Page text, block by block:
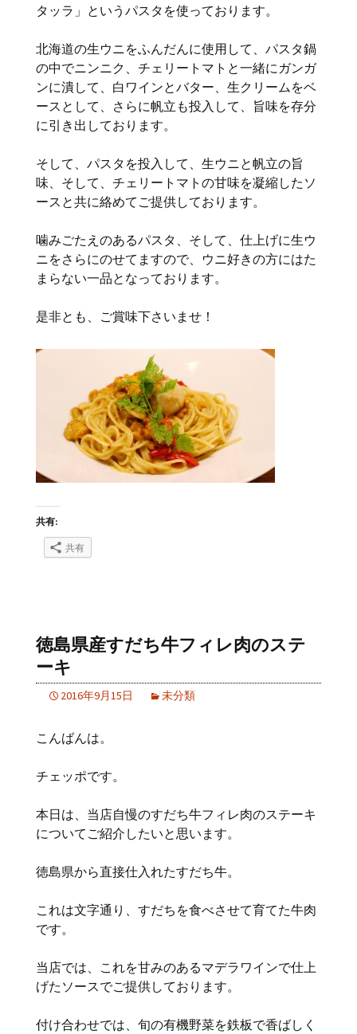
タッラ」というパスタを使っております。
北海道の生ウニをふんだんに使用して、パスタ鍋
の中でニンニク、チェリートマトと一緒にガンガ
ンに潰して、白ワインとバター、生クリームをベ
ースとして、さらに帆立も投入して、旨味を存分
に引き出しております。
そして、パスタを投入して、生ウニと帆立の旨
味、そして、チェリートマトの甘味を凝縮したソ
ースと共に絡めてご提供しております。
噛みごたえのあるパスタ、そして、仕上げに生ウ
ニをさらにのせてますので、ウニ好きの方にはた
まらない一品となっております。
是非とも、ご賞味下さいませ！
共有:
共有
徳島県産すだち牛フィレ肉のステ
ーキ
2016年9月15日 未分類
こんばんは。
チェッポです。
本日は、当店自慢のすだち牛フィレ肉のステーキ
についてご紹介したいと思います。
徳島県から直接仕入れたすだち牛。
これは文字通り、すだちを食べさせて育てた牛肉
です。
当店では、これを甘みのあるマデラワインで仕上
げたソースでご提供しております。
付け合わせでは、旬の有機野菜を鉄板で香ばしく